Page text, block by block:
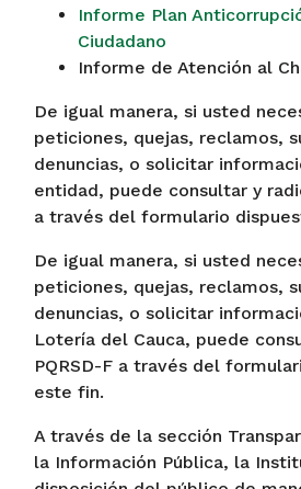
Informe Plan
Ciudadano
Informe de Atención al
De igual manera, si usted
peticiones, quejas, reclamos,
denuncias, o solicitar
entidad, puede consultar y
a través del formulario
De igual manera, si usted
peticiones, quejas, reclamos,
denuncias, o solicitar
Lotería del Cauca, puede
PQRSD-F a través del
este fin.
A través de la sección
la Información Pública, la